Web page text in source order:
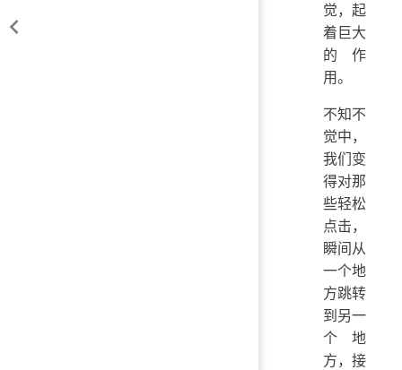
觉，起
着巨大
的作
用。
不知不
觉中，
我们变
得对那
些轻松
点击，
瞬间从
一个地
方跳转
到另一
个地
方，接